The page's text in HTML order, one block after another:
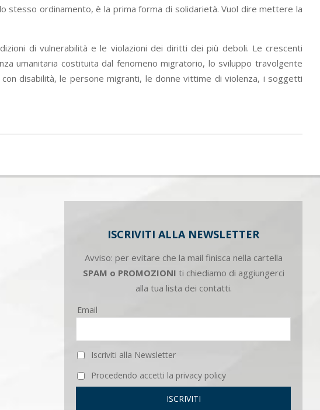
stesso ordinamento, è la prima forma di solidarietà. Vuol dire mettere la
di vulnerabilità e le violazioni dei diritti dei più deboli. Le crescenti
umanitaria costituita dal fenomeno migratorio, lo sviluppo travolgente
disabilità, le persone migranti, le donne vittime di violenza, i soggetti
ISCRIVITI ALLA NEWSLETTER
Avviso: per evitare che la mail finisca nella cartella
SPAM o PROMOZIONI ti chiediamo di aggiungerci
alla tua lista dei contatti.
Email
Iscriviti alla Newsletter
Procedendo accetti la privacy policy